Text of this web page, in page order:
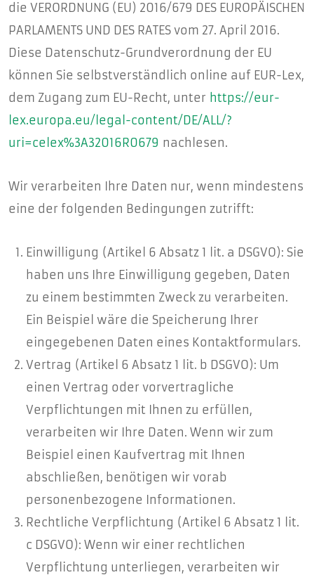
die VERORDNUNG (EU) 2016/679 DES EUROPÄISCHEN
PARLAMENTS UND DES RATES vom 27. April 2016.
Diese Datenschutz-Grundverordnung der EU
können Sie selbstverständlich online auf EUR-Lex,
dem Zugang zum EU-Recht, unter https://eur-
lex.europa.eu/legal-content/DE/ALL/?
uri=celex%3A32016R0679 nachlesen.
Wir verarbeiten Ihre Daten nur, wenn mindestens
eine der folgenden Bedingungen zutrifft:
Einwilligung (Artikel 6 Absatz 1 lit. a DSGVO): Sie
haben uns Ihre Einwilligung gegeben, Daten
zu einem bestimmten Zweck zu verarbeiten.
Ein Beispiel wäre die Speicherung Ihrer
eingegebenen Daten eines Kontaktformulars.
Vertrag (Artikel 6 Absatz 1 lit. b DSGVO): Um
einen Vertrag oder vorvertragliche
Verpflichtungen mit Ihnen zu erfüllen,
verarbeiten wir Ihre Daten. Wenn wir zum
Beispiel einen Kaufvertrag mit Ihnen
abschließen, benötigen wir vorab
personenbezogene Informationen.
Rechtliche Verpflichtung (Artikel 6 Absatz 1 lit.
c DSGVO): Wenn wir einer rechtlichen
Verpflichtung unterliegen, verarbeiten wir